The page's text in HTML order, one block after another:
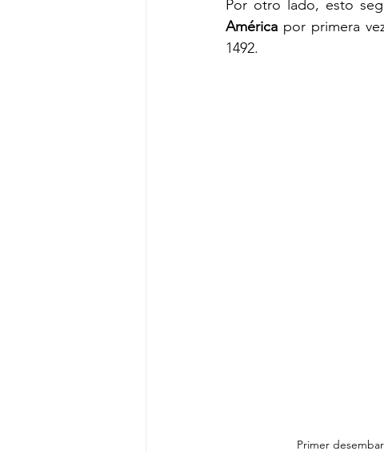
Por otro lado, esto
América por primera
1492.
Primer